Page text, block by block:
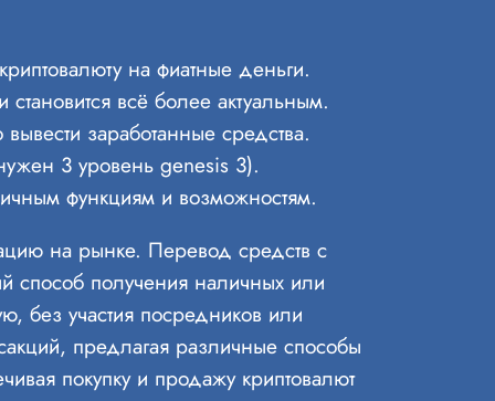
на фиатные деньги.
всё более актуальным.
заработанные средства.
3 уровень genesis 3).
функциям и возможностям.
на рынке. Перевод средств с
способ получения наличных или
без участия посредников или
предлагая различные способы
покупку и продажу криптовалют